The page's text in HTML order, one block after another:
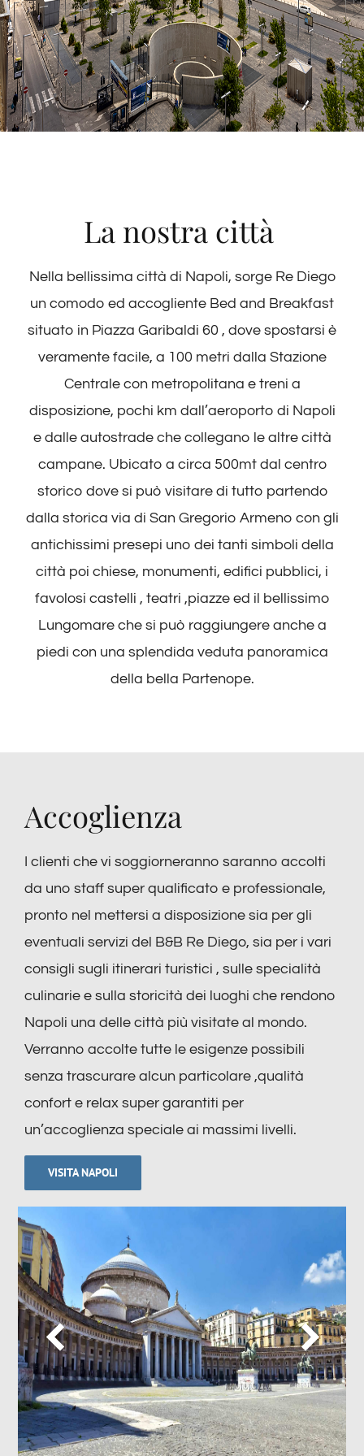
La nostra città
Nella bellissima città di Napoli, sorge Re Diego
un comodo ed accogliente Bed and Breakfast
situato in Piazza Garibaldi 60 , dove spostarsi è
veramente facile, a 100 metri dalla Stazione
Centrale con metropolitana e treni a
disposizione, pochi km dall’aeroporto di Napoli
e dalle autostrade che collegano le altre città
campane. Ubicato a circa 500mt dal centro
storico dove si può visitare di tutto partendo
dalla storica via di San Gregorio Armeno con gli
antichissimi presepi uno dei tanti simboli della
città poi chiese, monumenti, edifici pubblici, i
favolosi castelli , teatri ,piazze ed il bellissimo
Lungomare che si può raggiungere anche a
piedi con una splendida veduta panoramica
della bella Partenope.
Accoglienza
I clienti che vi soggiorneranno saranno accolti
da uno staff super qualificato e professionale,
pronto nel mettersi a disposizione sia per gli
eventuali servizi del B&B Re Diego, sia per i vari
consigli sugli itinerari turistici , sulle specialità
culinarie e sulla storicità dei luoghi che rendono
Napoli una delle città più visitate al mondo.
Verranno accolte tutte le esigenze possibili
senza trascurare alcun particolare ,qualità
confort e relax super garantiti per
un’accoglienza speciale ai massimi livelli.
VISITA NAPOLI